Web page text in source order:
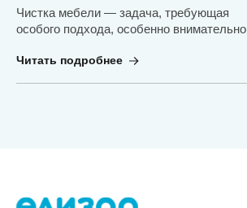
Чистка мебели — задача, требующая
особого подхода, особенно внимательно
Команда Елизара подготовила для вас
Читать подробнее